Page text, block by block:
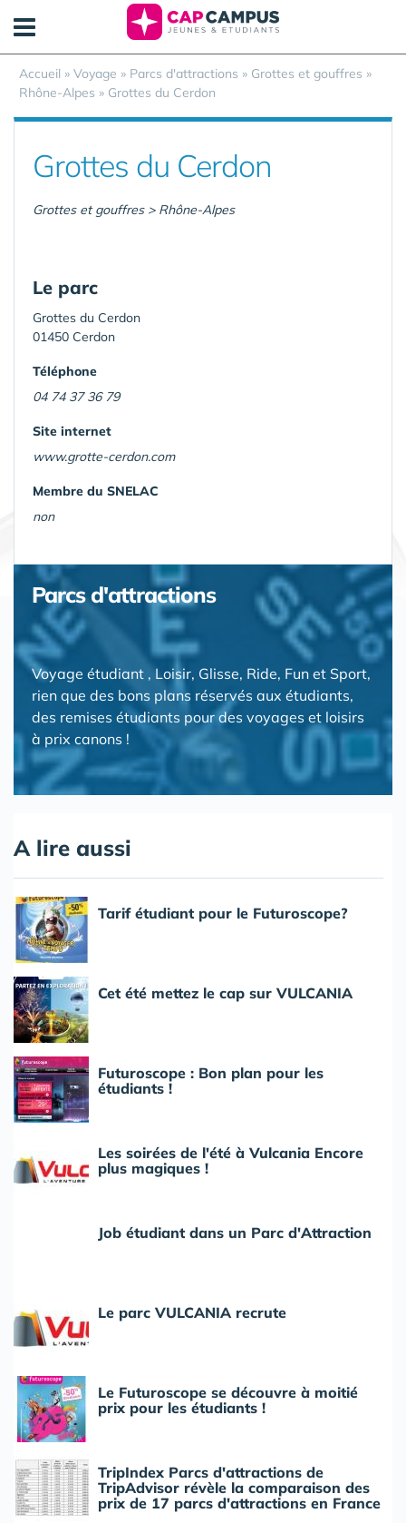
Accueil » Voyage » Parcs d'attractions » Grottes et gouffres »
Rhône-Alpes » Grottes du Cerdon
Grottes du Cerdon
Grottes et gouffres > Rhône-Alpes
Le parc
Grottes du Cerdon
01450 Cerdon
Téléphone
04 74 37 36 79
Site internet
www.grotte-cerdon.com
Membre du SNELAC
non
Parcs d'attractions
Voyage étudiant , Loisir, Glisse, Ride, Fun et Sport,
rien que des bons plans réservés aux étudiants,
des remises étudiants pour des voyages et loisirs
à prix canons !
A lire aussi
Tarif étudiant pour le Futuroscope?
Cet été mettez le cap sur VULCANIA
Futuroscope : Bon plan pour les
étudiants !
Les soirées de l'été à Vulcania Encore
plus magiques !
Job étudiant dans un Parc d'Attraction
Le parc VULCANIA recrute
Le Futuroscope se découvre à moitié
prix pour les étudiants !
TripIndex Parcs d'attractions de
TripAdvisor révèle la comparaison des
prix de 17 parcs d'attractions en France
Panneau de gestion des cookies